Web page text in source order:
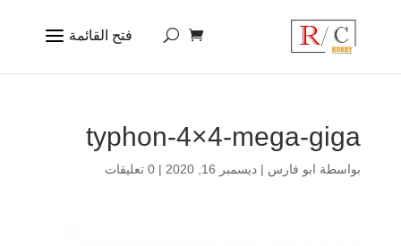
typhon-4×4-mega-giga
بواسطة ابو فارس | ديسمبر 16, 2020 | 0 تعليقات